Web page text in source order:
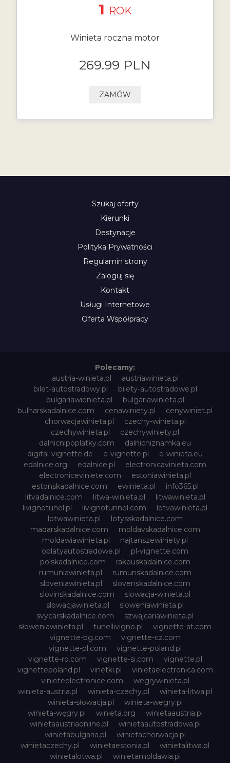
1 ROK
Winieta roczna motor
269.99 PLN
ZAMÓW
Szukaj oferty
Kierunki
Destynacje
Polityka Prywatności
Regulamin strony
Zaloguj się
Kontakt
Usługi Internetowe
Oferta Współpracy
Polecamy:
austria-winieta.pl
austriawinieta.pl
bilet-autostradowy.pl
bilety-autostradowe.pl
bulgariawienieta.pl
bulgariawinieta.pl
bulharskadalnice.com
cenawiniety.pl
cenywiniet.pl
chorwacjawinieta.pl
czechy-winieta.pl
czechywinieta.pl
czechywiniety.pl
dalnicnipoplatky.com
dalnicniznamka.eu
digital-vignette.de
e-vignette.pl
e-winieta.eu
edalnice.org
edalnice.pl
electronicavinieta.com
electroniceviniete.com
estoniawinieta.pl
estonskadalnice.com
ewinieta.pl
info365.pl
litvadalnice.com
litwa-winieta.pl
litwawinieta.pl
livignotunel.pl
livignotunnel.com
lotvawinieta.pl
lotwawinieta.pl
lotysskadalnice.com
madarskadalnice.com
moldavskadalnice.com
moldawiawinieta.pl
najtanszewiniety.pl
oplatyautostradowe.pl
pl-vignette.com
polskadalnice.com
rakouskadalnice.com
rumuniawinieta.pl
rumunskadalnice.com
sloveniawinieta.pl
slovenskadalnice.com
slovinskadalnice.com
slowacja-winieta.pl
slowacjawinieta.pl
sloweniawinieta.pl
svycarskadalnice.com
szwajcariawinieta.pl
słoweniawinieta.pl
tunellivigno.pl
vignette-at.com
vignette-bg.com
vignette-cz.com
vignette-pl.com
vignette-poland.pl
vignette-ro.com
vignette-si.com
vignette.pl
vignettepoland.pl
vinetki.pl
vinietaelectronica.com
vinieteelectronice.com
wegrywinieta.pl
winieta-austria.pl
winieta-czechy.pl
winieta-litwa.pl
winieta-słowacja.pl
winieta-wegry.pl
winieta-węgry.pl
winieta.org
winietaaustria.pl
winietaaustriaonline.pl
winietaautostradowa.pl
winietabulgaria.pl
winietachorwacja.pl
winietaczechy.pl
winietaestonia.pl
winietalitwa.pl
winietalotwa.pl
winietamoldawia.pl